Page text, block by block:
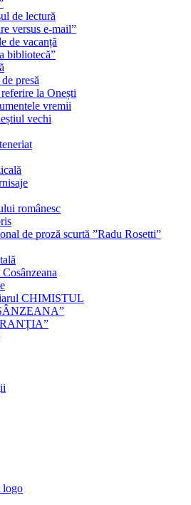
de lectură
versus e-mail”
de vacanță
bibliotecă”
presă
la Onești
vremii
vechi
românesc
de proză scurtă ”Radu Rosetti”
CHIMISTUL